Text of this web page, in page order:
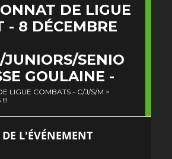
DE LIGUE
- 8 DÉCEMBRE
JUNIORS/SENIO
GOULAINE -
LIGUE COMBATS - C/J/S/M >
DE L'ÉVÉNEMENT